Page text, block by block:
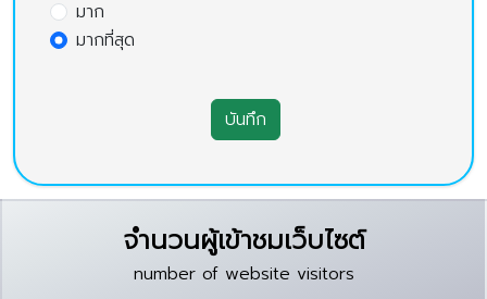
มาก
มากที่สุด
บันทึก
จำนวนผู้เข้าชมเว็บไซต์
number of website visitors